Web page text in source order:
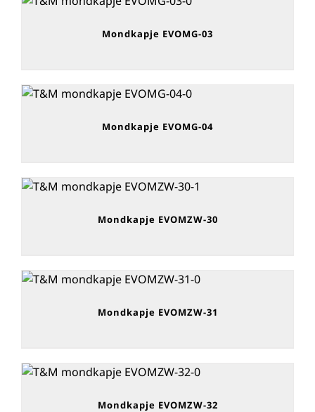
Mondkapje EVOMG-03
Mondkapje EVOMG-04
Mondkapje EVOMZW-30
Mondkapje EVOMZW-31
Mondkapje EVOMZW-32